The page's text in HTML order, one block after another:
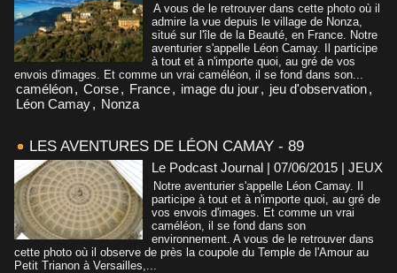
A vous de le retrouver dans cette photo où il
admire la vue depuis le village de Nonza,
situé sur l'île de la Beauté, en France. Notre
aventurier s'appelle Léon Camay. Il participe
à tout et à n'importe quoi, au gré de vos
envois d'images. Et comme un vrai caméléon, il se fond dans son...
caméléon, Corse, France, image du jour, jeu d'observation,
Léon Camay, Nonza
LES AVENTURES DE LÉON CAMAY - 89
Le Podcast Journal | 07/06/2015 | JEUX
Notre aventurier s'appelle Léon Camay. Il
participe à tout et à n'importe quoi, au gré de
vos envois d'images. Et comme un vrai
caméléon, il se fond dans son
environnement. A vous de le retrouver dans
cette photo où il observe de près la coupole du Temple de l'Amour au
Petit Trianon à Versailles,...